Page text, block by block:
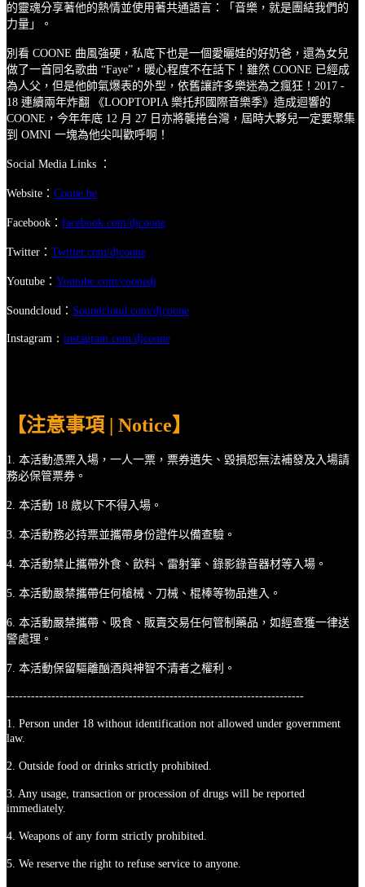
的靈魂分享著他的熱情並使用著共通語言：「音樂，就是團結我們的
力量」。
別看 COONE 曲風強硬，私底下也是一個愛曬娃的好奶爸，還為女兒
做了一首同名歌曲 “Faye” ，暖心程度不在話下！雖然 COONE 已經成
為人父，但是他帥氣爆表的外型，依舊讓許多樂迷為之瘋狂 ！ 2017 -
18 連續兩年炸翻 《LOOPTOPIA 樂托邦國際音樂季》造成迴響的
COONE ， 今年年底 12 月 27 日 亦將襲捲台灣，屆時大夥兒一定要聚集
到 OMNI 一塊為他尖叫歡呼啊！
Social Media Links ：
Website ： Coone.be
Facebook ： facebook.com/djcoone
Twitter ： Twitter.com/djcoone
Youtube ： Youtube.com/coonedj
Soundcloud ： Soundcloud.com/djcoone
Instagram ： instagram.com/djcoone
【注意事項 | Notice】
1. 本活動憑票入場，一人一票，票券遺失、毀損恕無法補發及入場請
務必保管票券。
2. 本活動 18 歲以下不得入場。
3. 本活動務必持票並攜帶身份證件以備查驗。
4. 本活動禁止攜帶外食、飲料、雷射筆、錄影錄音器材等入場。
5. 本活動嚴禁攜帶任何槍械、刀械、棍棒等物品進入。
6. 本活動嚴禁攜帶、吸食、販賣交易任何管制藥品，如經查獲一律送
警處理。
7. 本活動保留驅離酗酒與神智不清者之權利。
-------------------------------------------------------------------------
1. Person under 18 without identification not allowed under government
law.
2. Outside food or drinks strictly prohibited.
3. Any usage, transaction or procession of drugs will be reported
immediately.
4. Weapons of any form strictly prohibited.
5. We reserve the right to refuse service to anyone.